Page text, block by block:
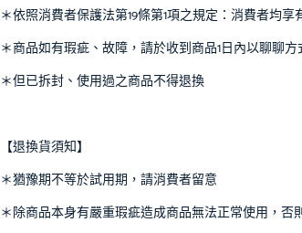
＊依照消費者保護法第19條第1項之規定：消費者均
＊商品如有瑕疵、故障，請於收到商品1日內以聊聊
＊但已拆封、使用過之商品不得退換
【退換貨須知】
＊猶豫期不等於試用期，請消費者留意
＊除商品本身有嚴重瑕疵造成商品無法正常使用，否